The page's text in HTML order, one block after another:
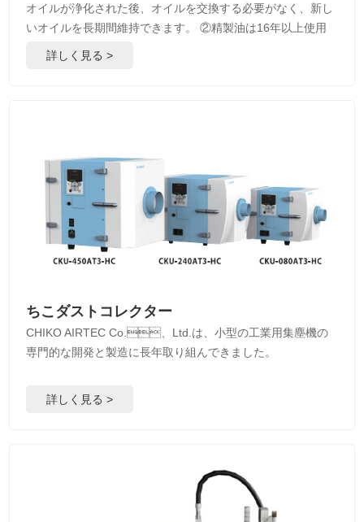
オイルが浄化された後、オイルを交換する必要がなく、新し
いオイルを長期間維持できます。 ②精製油は16年以上使用
していますが、酸化価はほとんど変化していません。 ③ い
詳しく見る >
ちこダストコレクター
CHIKO AIRTEC Co.、Ltd.は、小型の工業用集塵機の
専門的な開発と製造に長年取り組んできました。
詳しく見る >